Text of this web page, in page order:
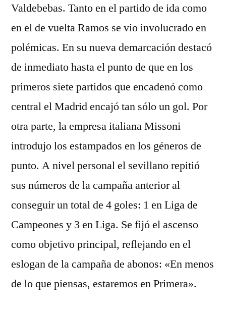
Valdebebas. Tanto en el partido de ida como
en el de vuelta Ramos se vio involucrado en
polémicas. En su nueva demarcación destacó
de inmediato hasta el punto de que en los
primeros siete partidos que encadenó como
central el Madrid encajó tan sólo un gol. Por
otra parte, la empresa italiana Missoni
introdujo los estampados en los géneros de
punto. A nivel personal el sevillano repitió
sus números de la campaña anterior al
conseguir un total de 4 goles: 1 en Liga de
Campeones y 3 en Liga. Se fijó el ascenso
como objetivo principal, reflejando en el
eslogan de la campaña de abonos: «En menos
de lo que piensas, estaremos en Primera».